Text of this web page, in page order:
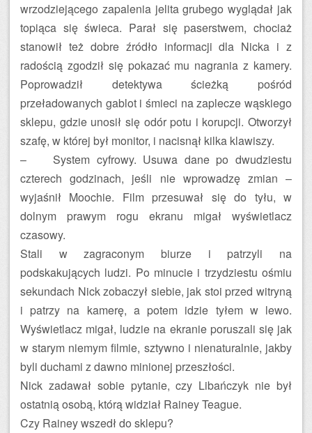
wrzodziejącego zapalenia jelita grubego wyglądał jak
topiąca się świeca. Parał się paserstwem, chociaż
stanowił też dobre źródło informacji dla Nicka i z
radością zgodził się pokazać mu nagrania z kamery.
Poprowadził detektywa ścieżką pośród
przeładowanych gablot i śmieci na zaplecze wąskiego
sklepu, gdzie unosił się odór potu i korupcji. Otworzył
szafę, w której był monitor, i nacisnął kilka klawiszy.
– System cyfrowy. Usuwa dane po dwudziestu
czterech godzinach, jeśli nie wprowadzę zmian –
wyjaśnił Moochie. Film przesuwał się do tyłu, w
dolnym prawym rogu ekranu migał wyświetlacz
czasowy.
Stali w zagraconym biurze i patrzyli na
podskakujących ludzi. Po minucie i trzydziestu ośmiu
sekundach Nick zobaczył siebie, jak stoi przed witryną
i patrzy na kamerę, a potem idzie tyłem w lewo.
Wyświetlacz migał, ludzie na ekranie poruszali się jak
w starym niemym filmie, sztywno i nienaturalnie, jakby
byli duchami z dawno minionej przeszłości.
Nick zadawał sobie pytanie, czy Libańczyk nie był
ostatnią osobą, którą widział Rainey Teague.
Czy Rainey wszedł do sklepu?